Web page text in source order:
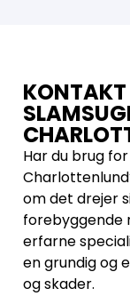
KONTAKT
Har du brug
om det drejer
forebyggende
erfarne
en grundig og
og skader.